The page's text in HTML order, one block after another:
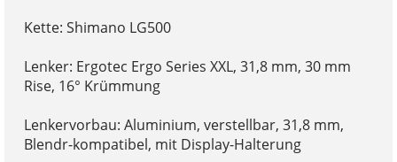
Kette: Shimano LG500
Lenker: Ergotec Ergo Series XXL, 31,8 mm, 30 mm
Rise, 16° Krümmung
Lenkervorbau: Aluminium, verstellbar, 31,8 mm,
Blendr-kompatibel, mit Display-Halterung